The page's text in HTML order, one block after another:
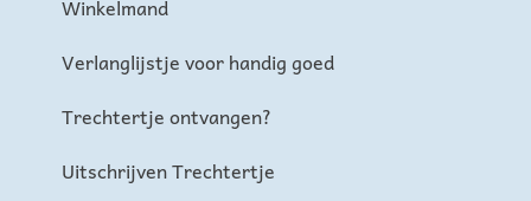
Winkelmand
Verlanglijstje voor handig goed
Trechtertje ontvangen?
Uitschrijven Trechtertje